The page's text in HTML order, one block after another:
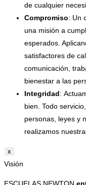
de cualquier
Compromiso: Un
una misión a
esperados.
satisfactores de
comunicación,
bienestar a las
Integridad:
bien. Todo
personas, leyes y
realizamos
x
Visión
ESCUELAS NEWTON